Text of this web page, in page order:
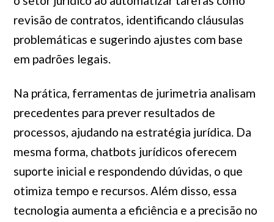
revisão de contratos, identificando cláusulas
problemáticas e sugerindo ajustes com base
em padrões legais.
Na prática, ferramentas de jurimetria analisam
precedentes para prever resultados de
processos, ajudando na estratégia jurídica. Da
mesma forma, chatbots jurídicos oferecem
suporte inicial e respondendo dúvidas, o que
otimiza tempo e recursos. Além disso, essa
tecnologia aumenta a eficiência e a precisão no